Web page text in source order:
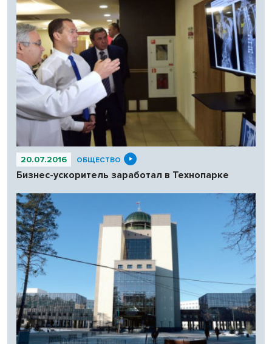
20.07.2016 ОБЩЕСТВО
Бизнес-ускоритель заработал в Технопарке